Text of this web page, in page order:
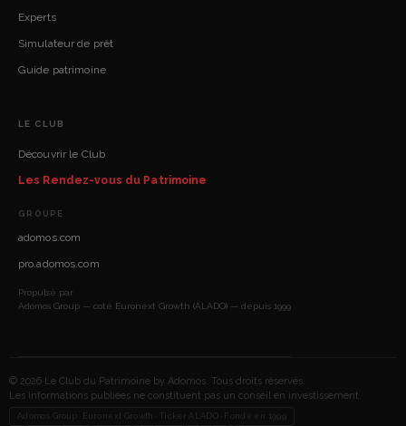
Experts
Simulateur de prêt
Guide patrimoine
LE CLUB
Découvrir le Club
Les Rendez-vous du Patrimoine
GROUPE
adomos.com
pro.adomos.com
Propulsé par
Adomos Group — coté Euronext Growth (ALADO) — depuis 1999
© 2026 Le Club du Patrimoine by Adomos. Tous droits réservés.
Les informations publiées ne constituent pas un conseil en investissement.
Adomos Group · Euronext Growth · Ticker ALADO · Fondé en 1999